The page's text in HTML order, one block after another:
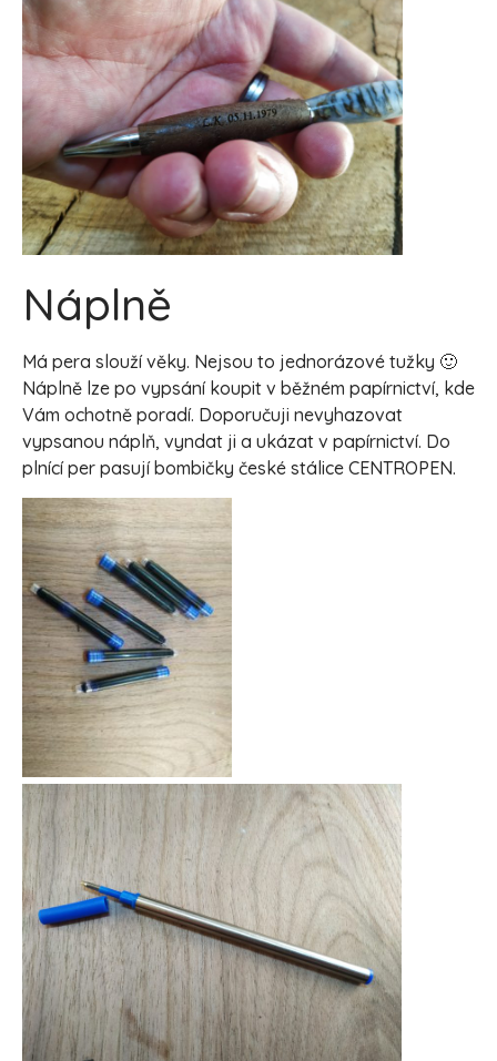
Náplně
Má pera slouží věky. Nejsou to jednorázové tužky 🙂
Náplně lze po vypsání koupit v běžném papírnictví, kde
Vám ochotně poradí. Doporučuji nevyhazovat
vypsanou náplň, vyndat ji a ukázat v papírnictví. Do
plnící per pasují bombičky české stálice CENTROPEN.